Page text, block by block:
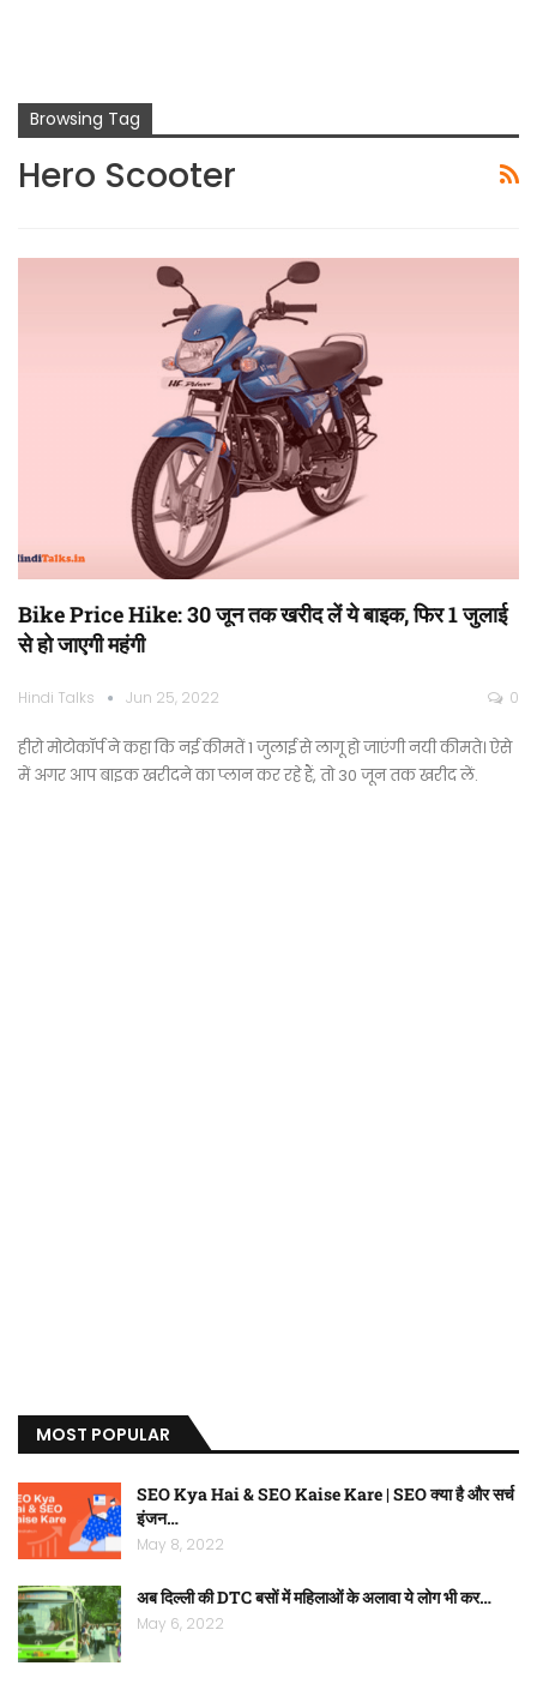
Browsing Tag
Hero Scooter
Bike Price Hike: 30 जून तक खरीद लें ये बाइक, फिर 1 जुलाई
से हो जाएगी महंगी
Hindi Talks Jun 25, 2022 0
हीरो मोटोकॉर्प ने कहा कि नई कीमतें 1 जुलाई से लागू हो जाएंगी नयी कीमते। ऐसे
में अगर आप बाइक खरीदने का प्लान कर रहे हैं, तो 30 जून तक खरीद लें.
MOST POPULAR
SEO Kya Hai & SEO Kaise Kare | SEO क्या है और सर्च
इंजन…
May 8, 2022
अब दिल्ली की DTC बसों में महिलाओं के अलावा ये लोग भी कर…
May 6, 2022